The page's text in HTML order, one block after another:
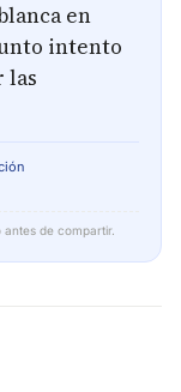
en
intento
las
de compartir.